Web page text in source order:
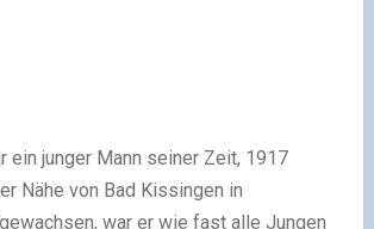
ein junger Mann seiner Zeit, 1917
Nähe von Bad Kissingen in
war er wie fast alle Jungen